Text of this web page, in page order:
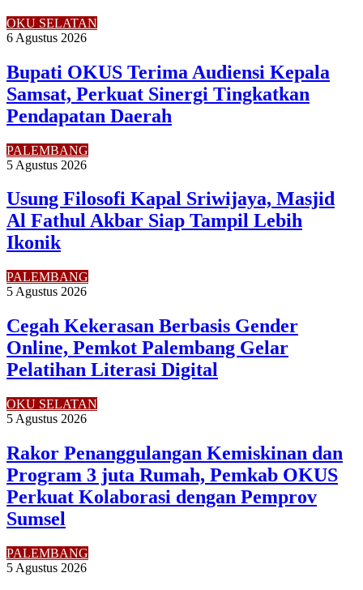
OKU SELATAN
6 Agustus 2026
Bupati OKUS Terima Audiensi Kepala
Samsat, Perkuat Sinergi Tingkatkan
Pendapatan Daerah
PALEMBANG
5 Agustus 2026
Usung Filosofi Kapal Sriwijaya, Masjid
Al Fathul Akbar Siap Tampil Lebih
Ikonik
PALEMBANG
5 Agustus 2026
Cegah Kekerasan Berbasis Gender
Online, Pemkot Palembang Gelar
Pelatihan Literasi Digital
OKU SELATAN
5 Agustus 2026
Rakor Penanggulangan Kemiskinan dan
Program 3 juta Rumah, Pemkab OKUS
Perkuat Kolaborasi dengan Pemprov
Sumsel
PALEMBANG
5 Agustus 2026